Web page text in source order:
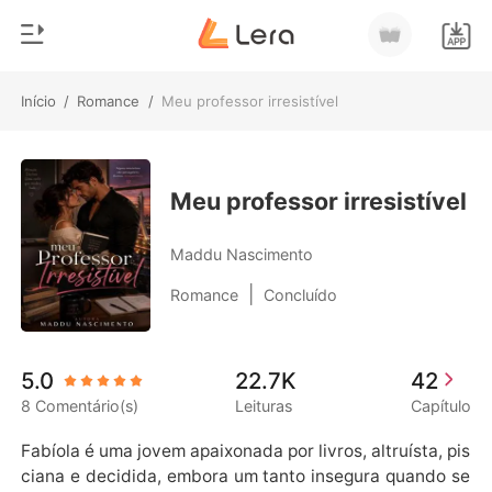
Início / Romance / Meu professor irresistível
Loja
Histórico
Sair
Baixar App
Gênero
Moderno
Lobisomem
Contos
Bilionários
Meu professor irresistível
Maddu Nascimento
Romance Concluído
5.0
8 Comentário(s)
22.7K
Leituras
42
Capítulo
Fabíola é uma jovem apaixonada por livros, altruísta, pis
ciana e decidida, embora um tanto insegura quando se